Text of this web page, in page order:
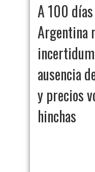
A 100
Argentina
ausencia
y precios
hinchas